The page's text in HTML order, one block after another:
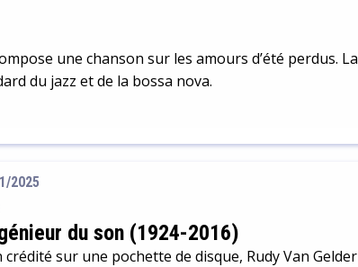
une chanson sur les amours d’été perdus. La
du jazz et de la bossa nova.
2025
du son (1924-2016)
sur une pochette de disque, Rudy Van Gelder